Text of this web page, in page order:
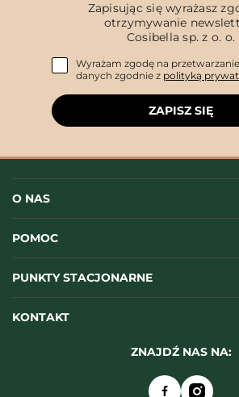
Zapisując się wyrażasz
otrzymywanie
Cosibella sp. z o. o.
Wyrażam zgodę na
danych zgodnie z polityką
ZAPISZ SIĘ
O NAS
POMOC
PUNKTY STACJONARNE
KONTAKT
ZNAJDŹ NAS NA: